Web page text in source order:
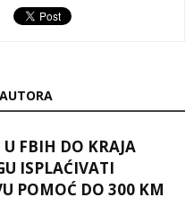
FBIH DO KRAJA
ISPLAĆIVATI
POMOĆ DO 300 KM